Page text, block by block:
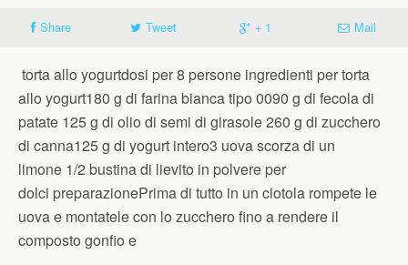
Share Tweet + 1 Mail
torta allo yogurtdosi per 8 persone ingredienti per torta
allo yogurt180 g di farina bianca tipo 0090 g di fecola di
patate 125 g di olio di semi di girasole 260 g di zucchero
di canna125 g di yogurt intero3 uova scorza di un
limone 1/2 bustina di lievito in polvere per
dolci preparazionePrima di tutto in un ciotola rompete le
uova e montatele con lo zucchero fino a rendere il
composto gonfio e